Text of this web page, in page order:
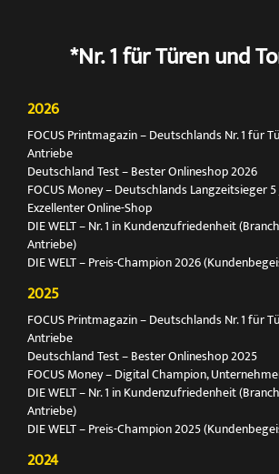
*Nr. 1 für Türen und
2026
FOCUS Printmagazin – Deutschlands Nr. 1 für
Antriebe
Deutschland Test – Bester Onlineshop 2026
FOCUS Money – Deutschlands Langzeitsieger
Exzellenter Online-Shop
DIE WELT – Nr. 1 in Kundenzufriedenheit
Antriebe)
DIE WELT – Preis-Champion 2026
2025
FOCUS Printmagazin – Deutschlands Nr. 1 für
Antriebe
Deutschland Test – Bester Onlineshop 2025
FOCUS Money – Digital Champion,
DIE WELT – Nr. 1 in Kundenzufriedenheit
Antriebe)
DIE WELT – Preis-Champion 2025
2024